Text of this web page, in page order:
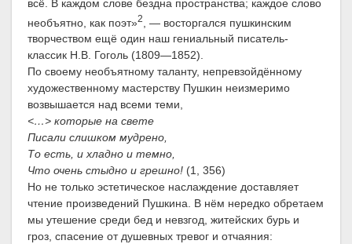
всё. В каждом слове бездна пространства; каждое слово
необъятно, как поэт»2
, — восторгался пушкинским
творчеством ещё один наш гениальный писатель-
классик Н.В. Гоголь (1809—1852).
По своему необъятному таланту, непревзойдённому
художественному мастерству Пушкин неизмеримо
возвышается над всеми теми,
<…> которые на свете
Писали слишком мудрено,
То есть, и хладно и темно,
Что очень стыдно и грешно! (1, 356)
Но не только эстетическое наслаждение доставляет
чтение произведений Пушкина. В нём нередко обретаем
мы утешение среди бед и невзгод, житейских бурь и
гроз, спасение от душевных тревог и отчаяния: